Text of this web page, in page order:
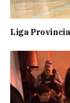
Liga